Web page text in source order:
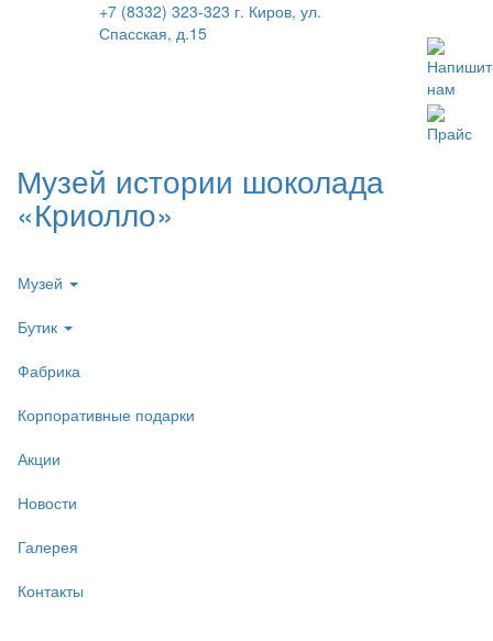
+7 (8332) 323-323 г. Киров, ул.
Спасская, д.15
нам
Прайс
Музей истории шоколада
«Криолло»
Музей
Бутик
Фабрика
Корпоративные подарки
Акции
Новости
Галерея
Контакты